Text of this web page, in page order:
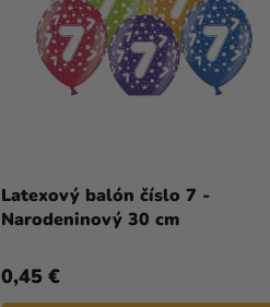
Latexový balón číslo 7 -
Narodeninový 30 cm
0,45 €